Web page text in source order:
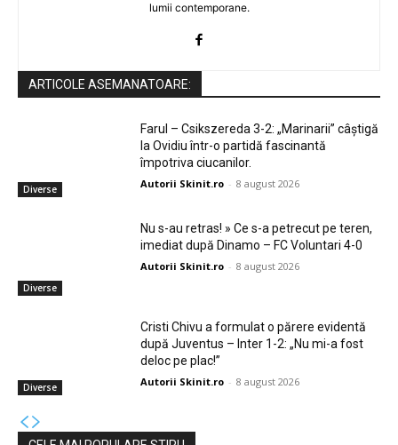
lumii contemporane.
ARTICOLE ASEMANATOARE:
Diverse
Farul – Csikszereda 3-2: „Marinarii” câștigă
la Ovidiu într-o partidă fascinantă
împotriva ciucanilor.
Autorii Skinit.ro - 8 august 2026
Diverse
Nu s-au retras! » Ce s-a petrecut pe teren,
imediat după Dinamo – FC Voluntari 4-0
Autorii Skinit.ro - 8 august 2026
Diverse
Cristi Chivu a formulat o părere evidentă
după Juventus – Inter 1-2: „Nu mi-a fost
deloc pe plac!”
Autorii Skinit.ro - 8 august 2026